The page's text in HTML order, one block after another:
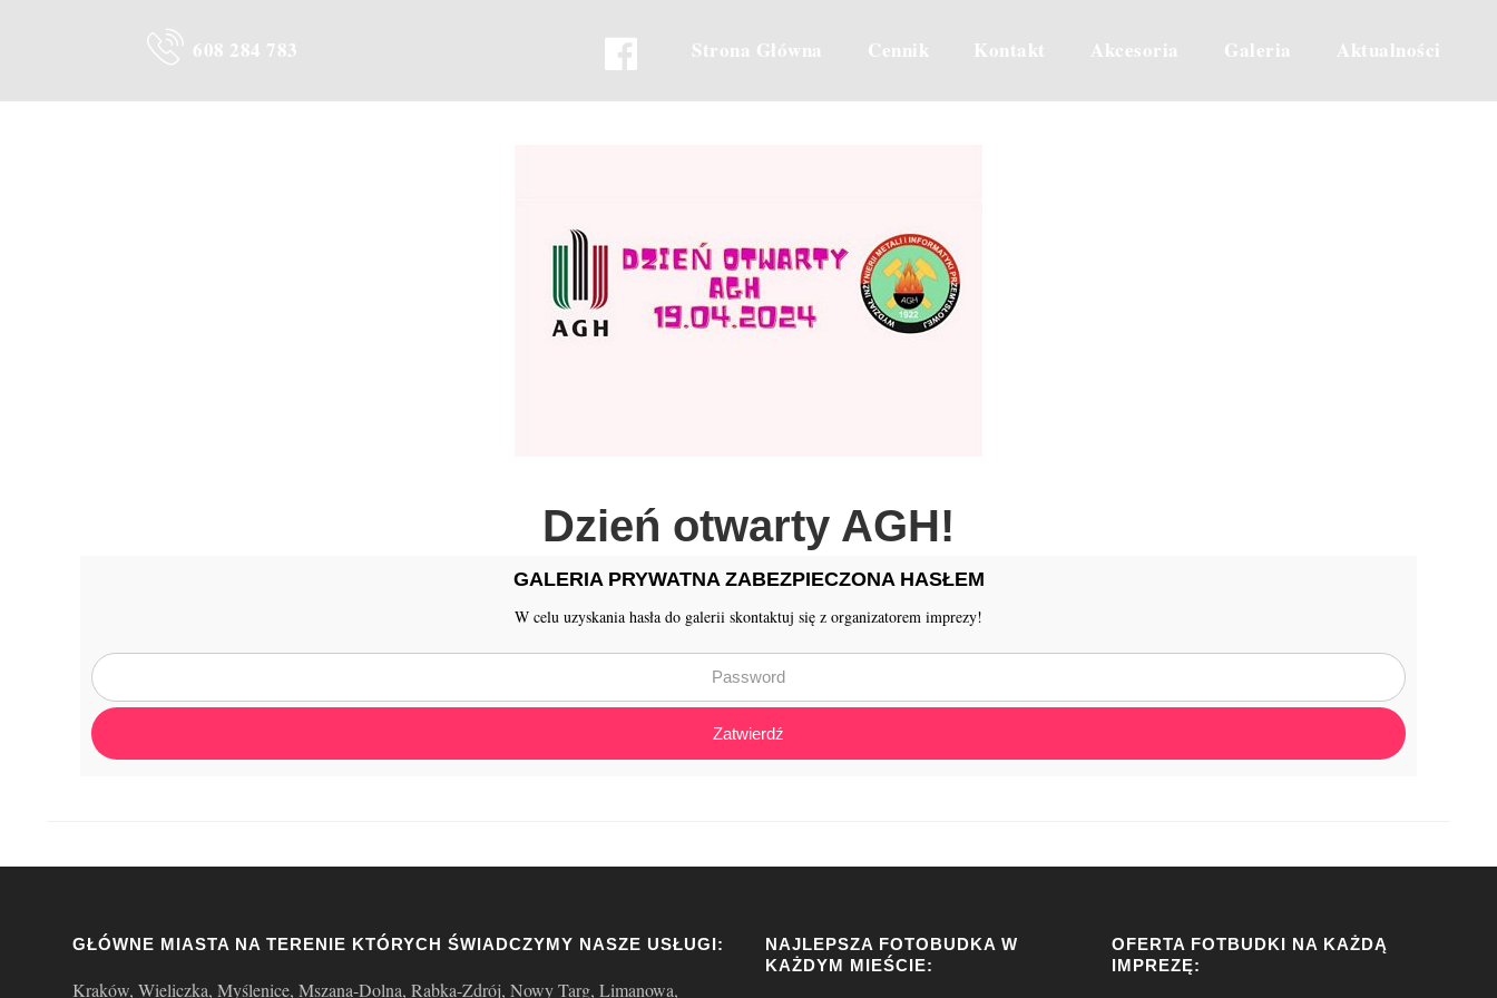
608 284 783 Strona Główna Cennik Kontakt Akcesoria Galeria Aktualności
Dzień otwarty AGH!
GALERIA PRYWATNA ZABEZPIECZONA HASŁEM
W celu uzyskania hasła do galerii skontaktuj się z organizatorem imprezy!
Zatwierdź
GŁÓWNE MIASTA NA TERENIE KTÓRYCH ŚWIADCZYMY NASZE USŁUGI:
Kraków, Wieliczka, Myślenice, Mszana-Dolna, Rabka-Zdrój, Nowy Targ, Limanowa,
NAJLEPSZA FOTOBUDKA W
KAŻDYM MIEŚCIE:
OFERTA FOTBUDKI NA KAŻDĄ
IMPREZĘ: